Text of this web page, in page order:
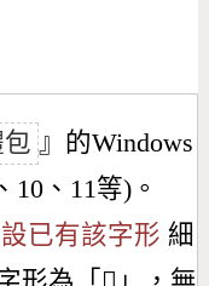
』的Windows
10、11等)。
已有該字形 細